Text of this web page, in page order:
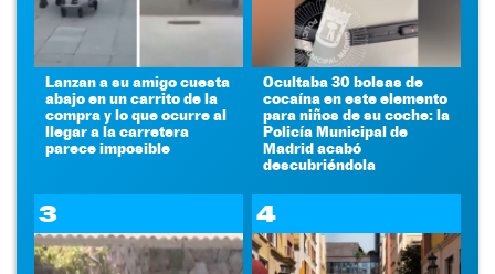
Lanzan a su amigo cuesta
abajo en un carrito de la
compra y lo que ocurre al
llegar a la carretera
parece imposible
Ocultaba 30 bolsas de
cocaína en este elemento
para niños de su coche: la
Policía Municipal de
Madrid acabó
descubriéndola
3 4